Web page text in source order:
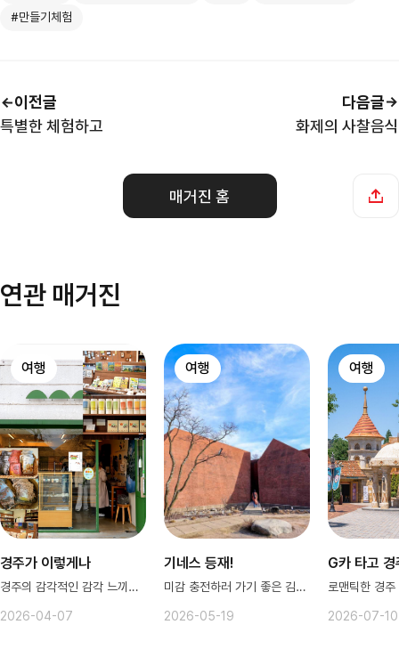
#만들기체험
이전글
특별한 체험하고
화제의 사찰음식
다음글
매거진 홈
연관 매거진
여행
경주가 이렇게나
경주의 감각적인 감각 느끼러 ㄱㄱ ♥
2026-04-07
여행
기네스 등재!
미감 충전하러 가기 좋은 김포 카페
2026-05-19
여행
G카 타고 경
2026-07-10